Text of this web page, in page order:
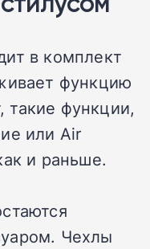
в комплект
функцию
такие функции,
или Air
и раньше.
Чехлы